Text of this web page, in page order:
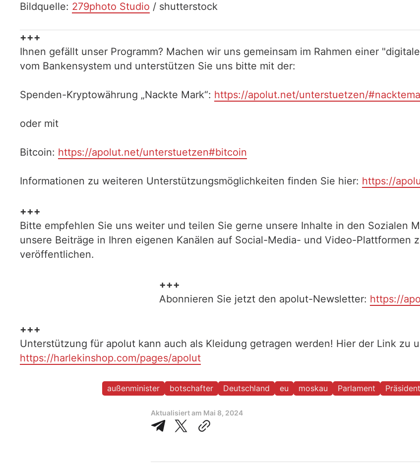
Bildquelle: 279photo Studio / shutterstock
+++
Ihnen gefällt unser Programm? Machen wir uns gemeinsam im Rahmen einer
vom Bankensystem und unterstützen Sie uns bitte mit der:
Spenden-Kryptowährung „Nackte Mark“: https://apolut.net/unterstuetzen/
oder mit
Bitcoin: https://apolut.net/unterstuetzen#bitcoin
Informationen zu weiteren Unterstützungsmöglichkeiten finden Sie hier: https://
+++
Bitte empfehlen Sie uns weiter und teilen Sie gerne unsere Inhalte in den Sozialen
unsere Beiträge in Ihren eigenen Kanälen auf Social-Media- und Video-Plattformen
veröffentlichen.
+++
Abonnieren Sie jetzt den apolut-Newsletter: https://
+++
Unterstützung für apolut kann auch als Kleidung getragen werden! Hier der Link zu
https://harlekinshop.com/pages/apolut
außenminister botschafter Deutschland eu moskau Parlament Präsident
Aktualisiert am Mai 8, 2024